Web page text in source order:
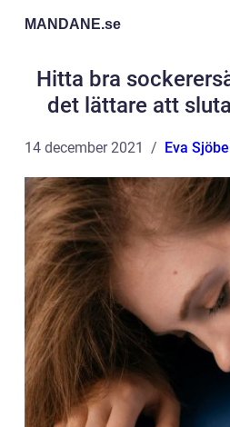
MANDANE.se
Hitta bra
det lättare att
14 december 2021 Eva